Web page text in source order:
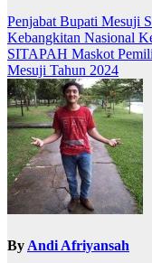
Navigasi
pos
Penjabat Bupati Mesuji
Kebangkitan Nasional
SITAPAH Maskot
Mesuji Tahun 2024
By Andi Afriyansah